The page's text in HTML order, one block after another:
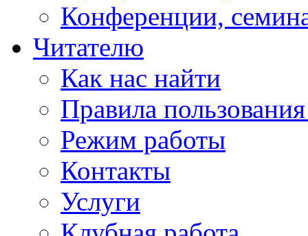
Конференции,
Читателю
Как нас найти
Правила
Режим работы
Контакты
Услуги